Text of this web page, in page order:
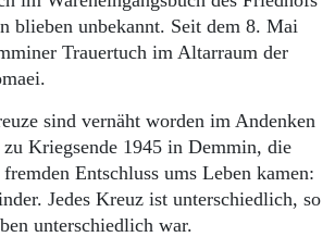
Wer wir sind
Aktuelle Ausgabe
Abonnenten-Login
Abonnent werden
Archiv
Mediadaten
Kontakt
Impressum
blieben unbekannt. Seit dem 8. Mai
Trauertuch im Altarraum der
sind vernäht worden im Andenken
Kriegsende 1945 in Demmin, die
Entschluss ums Leben kamen:
Jedes Kreuz ist unterschiedlich, so
unterschiedlich war.